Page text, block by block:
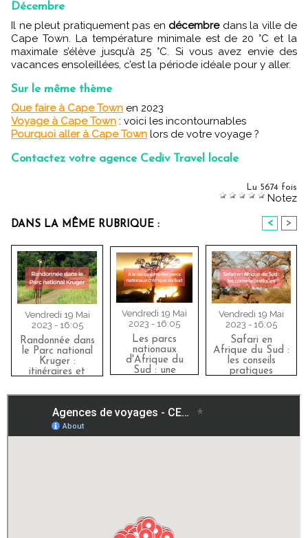
Décembre
Il ne pleut pratiquement pas en décembredans la ville de
Cape Town. La température minimale est de 20 °C et la
maximale s’élève jusqu’à 25 °C. Si vous avez envie des
vacances ensoleillées, c’est la période idéale pour y aller.
Sur le même thème
Que faire à Cape Town en 2023
Voyage à Cape Town : voici les incontournables
Pourquoi aller à Cape Town lors de votre voyage ?
Contactez votre agence Cediv Travel locale
Lu 5674 fois
Notez
DANS LA MÊME RUBRIQUE : < >
Vendredi 19 Mai
2023 - 16:05
Randonnée dans
le Parc national
Kruger :
itinéraires et
Vendredi 19 Mai
2023 - 16:05
Les parcs
nationaux
d'Afrique du
Sud : une
Vendredi 19 Mai
2023 - 16:05
Safari en
Afrique du Sud :
les conseils
pratiques